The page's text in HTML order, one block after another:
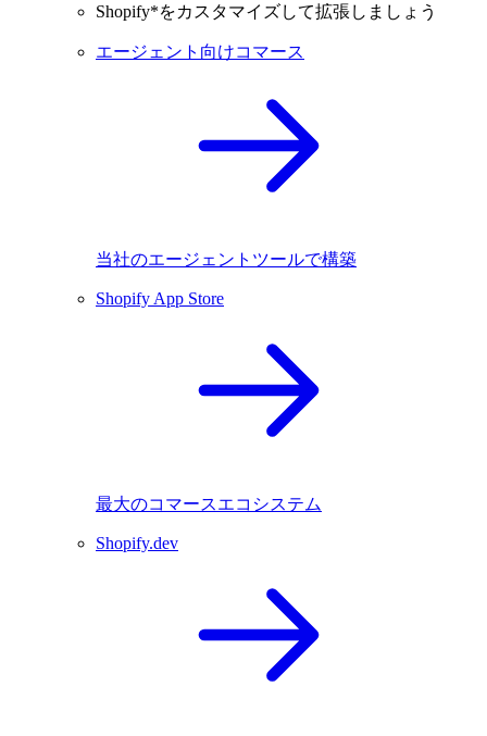
Shopify*をカスタマイズして拡張しましょう
エージェント向けコマース
当社のエージェントツールで構築
Shopify App Store
最大のコマースエコシステム
Shopify.dev